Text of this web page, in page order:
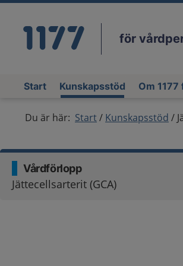
för
Start Kunskapsstöd Om
Du är här: Start Kunskapsstöd
Vårdförlopp
Jättecellsarterit (GCA)